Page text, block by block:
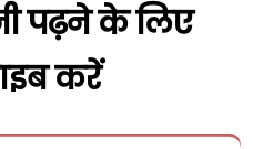
पढ़ने के लिए
करें